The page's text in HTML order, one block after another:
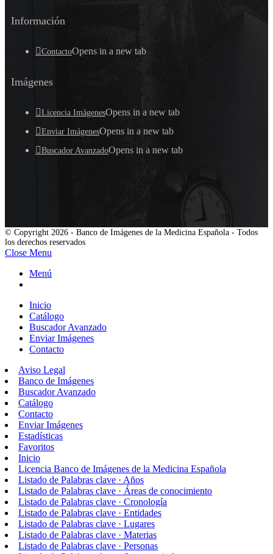
Información
ContactoOpens in a new tab
Imágenes
Licencia ImágenesOpens in a new tab
Enviar ImágenesOpens in a new tab
Buscador AvanzadoOpens in a new tab
© Copyright 2026 - Banco de Imágenes de la Medicina Española - Todos
los derechos reservados
Close Menu
Menú
Inicio
Catálogo
Buscador Avanzado
Enviar Imágenes
Contacto
Aviso Legal
Banco de Imágenes
Buscador Avanzado
Catálogo
Contacto
Enviar Imágenes
Estadísticas
Favoritos
Inicio
Licencia Banco de Imágenes de la Medicina Española
Listado de Palabras clave · Años
Listado de Palabras clave · Áreas de conocimiento
Listado de Palabras clave · Cronología
Listado de Palabras clave · Entidades
Listado de Palabras clave · Lugares
Listado de Palabras clave · Materias
Listado de Palabras clave · Personas